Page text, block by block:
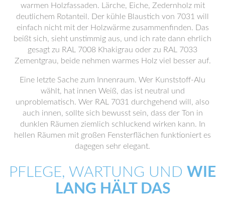
warmen Holzfassaden. Lärche, Eiche, Zedernholz mit
deutlichem Rotanteil. Der kühle Blaustich von 7031 will
einfach nicht mit der Holzwärme zusammenfinden. Das
beißt sich, sieht unstimmig aus, und ich rate dann ehrlich
gesagt zu RAL 7008 Khakigrau oder zu RAL 7033
Zementgrau, beide nehmen warmes Holz viel besser auf.
Eine letzte Sache zum Innenraum. Wer Kunststoff-Alu
wählt, hat innen Weiß, das ist neutral und
unproblematisch. Wer RAL 7031 durchgehend will, also
auch innen, sollte sich bewusst sein, dass der Ton in
dunklen Räumen ziemlich schluckend wirken kann. In
hellen Räumen mit großen Fensterflächen funktioniert es
dagegen sehr elegant.
PFLEGE, WARTUNG UND WIE
LANG HÄLT DAS